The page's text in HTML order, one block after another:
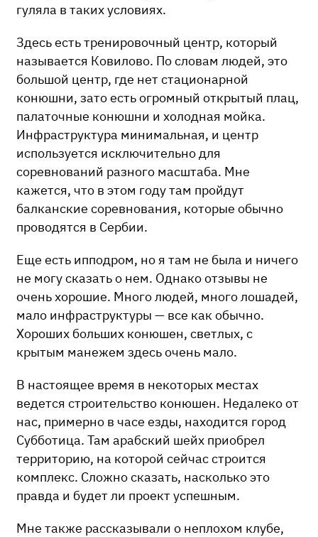
гуляла в таких условиях.
Здесь есть тренировочный центр, который
называется Ковилово. По словам людей, это
большой центр, где нет стационарной
конюшни, зато есть огромный открытый плац,
палаточные конюшни и холодная мойка.
Инфраструктура минимальная, и центр
используется исключительно для
соревнований разного масштаба. Мне
кажется, что в этом году там пройдут
балканские соревнования, которые обычно
проводятся в Сербии.
Еще есть ипподром, но я там не была и ничего
не могу сказать о нем. Однако отзывы не
очень хорошие. Много людей, много лошадей,
мало инфраструктуры — все как обычно.
Хороших больших конюшен, светлых, с
крытым манежем здесь очень мало.
В настоящее время в некоторых местах
ведется строительство конюшен. Недалеко от
нас, примерно в часе езды, находится город
Субботица. Там арабский шейх приобрел
территорию, на которой сейчас строится
комплекс. Сложно сказать, насколько это
правда и будет ли проект успешным.
Мне также рассказывали о неплохом клубе,